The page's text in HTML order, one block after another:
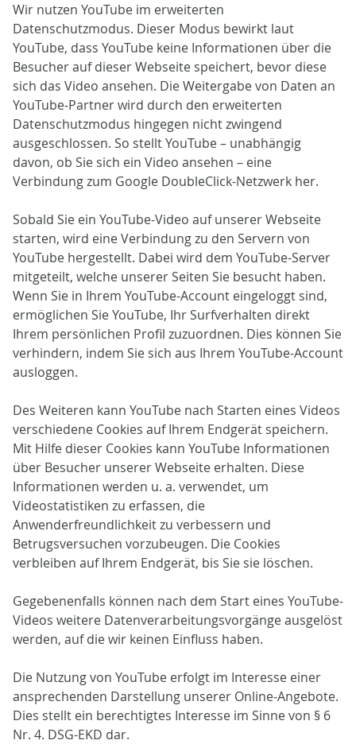
Wir nutzen YouTube im erweiterten
Datenschutzmodus. Dieser Modus bewirkt laut
YouTube, dass YouTube keine Informationen über die
Besucher auf dieser Webseite speichert, bevor diese
sich das Video ansehen. Die Weitergabe von Daten an
YouTube-Partner wird durch den erweiterten
Datenschutzmodus hingegen nicht zwingend
ausgeschlossen. So stellt YouTube – unabhängig
davon, ob Sie sich ein Video ansehen – eine
Verbindung zum Google DoubleClick-Netzwerk her.
Sobald Sie ein YouTube-Video auf unserer Webseite
starten, wird eine Verbindung zu den Servern von
YouTube hergestellt. Dabei wird dem YouTube-Server
mitgeteilt, welche unserer Seiten Sie besucht haben.
Wenn Sie in Ihrem YouTube-Account eingeloggt sind,
ermöglichen Sie YouTube, Ihr Surfverhalten direkt
Ihrem persönlichen Profil zuzuordnen. Dies können Sie
verhindern, indem Sie sich aus Ihrem YouTube-Account
ausloggen.
Des Weiteren kann YouTube nach Starten eines Videos
verschiedene Cookies auf Ihrem Endgerät speichern.
Mit Hilfe dieser Cookies kann YouTube Informationen
über Besucher unserer Webseite erhalten. Diese
Informationen werden u. a. verwendet, um
Videostatistiken zu erfassen, die
Anwenderfreundlichkeit zu verbessern und
Betrugsversuchen vorzubeugen. Die Cookies
verbleiben auf Ihrem Endgerät, bis Sie sie löschen.
Gegebenenfalls können nach dem Start eines YouTube-
Videos weitere Datenverarbeitungsvorgänge ausgelöst
werden, auf die wir keinen Einfluss haben.
Die Nutzung von YouTube erfolgt im Interesse einer
ansprechenden Darstellung unserer Online-Angebote.
Dies stellt ein berechtigtes Interesse im Sinne von § 6
Nr. 4. DSG-EKD dar.